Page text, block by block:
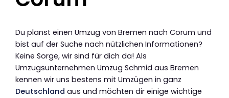
Du planst einen Umzug von Bremen nach Corum und
bist auf der Suche nach nützlichen Informationen?
Keine Sorge, wir sind für dich da! Als
Umzugsunternehmen Umzug Schmid aus Bremen
kennen wir uns bestens mit Umzügen in ganz
Deutschland aus und möchten dir einige wichtige